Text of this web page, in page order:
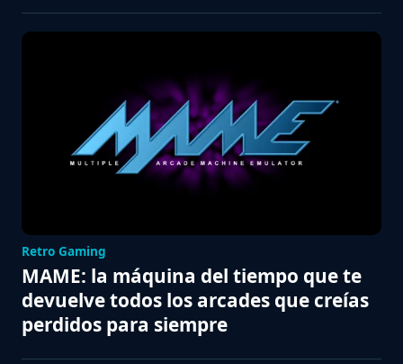
Retro Gaming
MAME: la máquina del tiempo que te
devuelve todos los arcades que creías
perdidos para siempre